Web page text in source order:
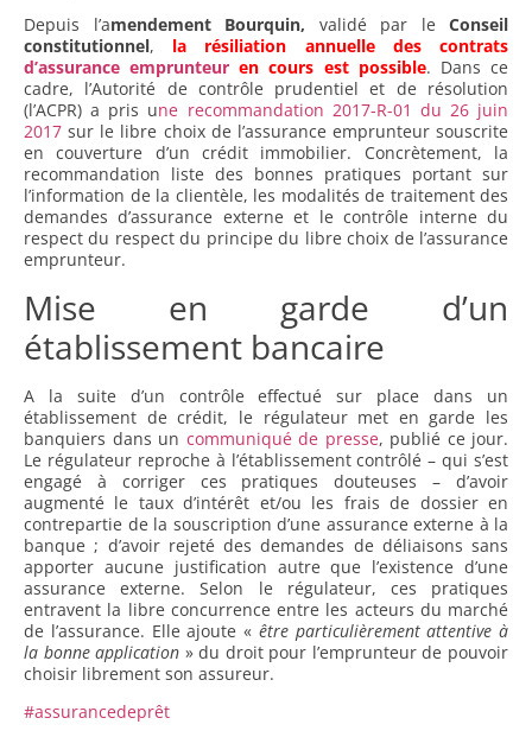
Depuis l’amendement Bourquin, validé par le Conseil
constitutionnel, la résiliation annuelle des contrats
d’assurance emprunteur en cours est possible. Dans ce
cadre, l’Autorité de contrôle prudentiel et de résolution
(l’ACPR) a pris une recommandation 2017-R-01 du 26 juin
2017sur le libre choix de l’assurance emprunteur souscrite
en couverture d’un crédit immobilier. Concrètement, la
recommandation liste des bonnes pratiques portant sur
l’information de la clientèle, les modalités de traitement des
demandes d’assurance externe et le contrôle interne du
respect du respect du principe du libre choix de l’assurance
emprunteur.
Mise en garde d’un
établissement bancaire
A la suite d’un contrôle effectué sur place dans un
établissement de crédit, le régulateur met en garde les
banquiers dans un communiqué de presse, publié ce jour.
Le régulateur reproche à l’établissement contrôlé – qui s’est
engagé à corriger ces pratiques douteuses – d’avoir
augmenté le taux d’intérêt et/ou les frais de dossier en
contrepartie de la souscription d’une assurance externe à la
banque ; d’avoir rejeté des demandes de déliaisons sans
apporter aucune justification autre que l’existence d’une
assurance externe. Selon le régulateur, ces pratiques
entravent la libre concurrence entre les acteurs du marché
de l’assurance. Elle ajoute « être particulièrement attentive à
la bonne application » du droit pour l’emprunteur de pouvoir
choisir librement son assureur.
#assurancedeprêt